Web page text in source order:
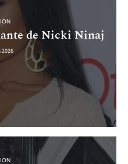
de Nicki Ninaj
2026